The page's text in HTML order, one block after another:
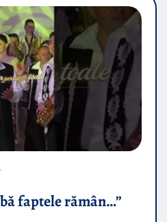
faptele rămân…”